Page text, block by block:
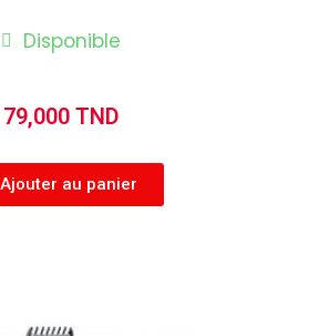
Disponible
79,000 TND
Ajouter au panier